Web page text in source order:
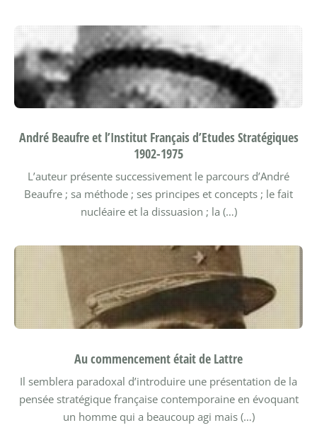
André Beaufre et l’Institut Français d’Etudes Stratégiques
1902-1975
L’auteur présente successivement le parcours d’André
Beaufre ; sa méthode ; ses principes et concepts ; le fait
nucléaire et la dissuasion ; la (…)
Au commencement était de Lattre
Il semblera paradoxal d’introduire une présentation de la
pensée stratégique française contemporaine en évoquant
un homme qui a beaucoup agi mais (…)